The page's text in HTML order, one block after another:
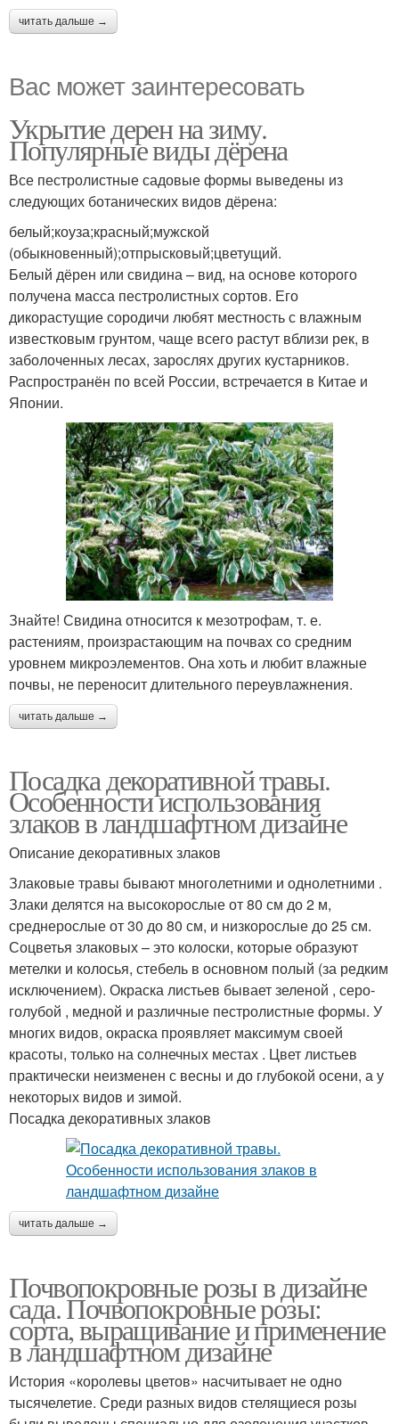
читать дальше →
Вас может заинтересовать
Укрытие дерен на зиму.
Популярные виды дёрена
Все пестролистные садовые формы выведены из
следующих ботанических видов дёрена:
белый;коуза;красный;мужской
(обыкновенный);отпрысковый;цветущий.
Белый дёрен или свидина – вид, на основе которого
получена масса пестролистных сортов. Его
дикорастущие сородичи любят местность с влажным
известковым грунтом, чаще всего растут вблизи рек, в
заболоченных лесах, зарослях других кустарников.
Распространён по всей России, встречается в Китае и
Японии.
Знайте! Свидина относится к мезотрофам, т. е.
растениям, произрастающим на почвах со средним
уровнем микроэлементов. Она хоть и любит влажные
почвы, не переносит длительного переувлажнения.
читать дальше →
Посадка декоративной травы.
Особенности использования
злаков в ландшафтном дизайне
Описание декоративных злаков
Злаковые травы бывают многолетними и однолетними .
Злаки делятся на высокорослые от 80 см до 2 м,
среднерослые от 30 до 80 см, и низкорослые до 25 см.
Соцветья злаковых – это колоски, которые образуют
метелки и колосья, стебель в основном полый (за редким
исключением). Окраска листьев бывает зеленой , серо-
голубой , медной и различные пестролистные формы. У
многих видов, окраска проявляет максимум своей
красоты, только на солнечных местах . Цвет листьев
практически неизменен с весны и до глубокой осени, а у
некоторых видов и зимой.
Посадка декоративных злаков
читать дальше →
Почвопокровные розы в дизайне
сада. Почвопокровные розы:
сорта, выращивание и применение
в ландшафтном дизайне
История «королевы цветов» насчитывает не одно
тысячелетие. Среди разных видов стелящиеся розы